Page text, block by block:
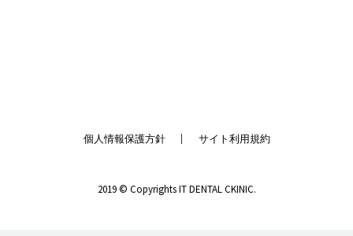
個人情報保護方針 サイト利用規約
2019 © Copyrights IT DENTAL CKINIC.